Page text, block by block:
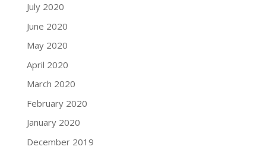
July 2020
June 2020
May 2020
April 2020
March 2020
February 2020
January 2020
December 2019